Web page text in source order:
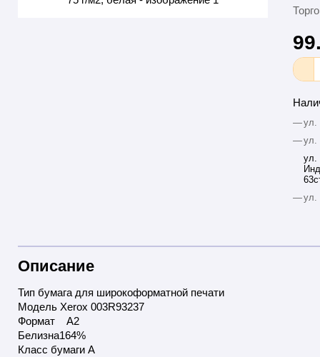
—ул.
—ул.
ул.
—ул.
Описание
Тип бумага для широкоформатной печати
Модель Xerox 003R93237
Формат A2
Белизна164%
Класс бумаги А